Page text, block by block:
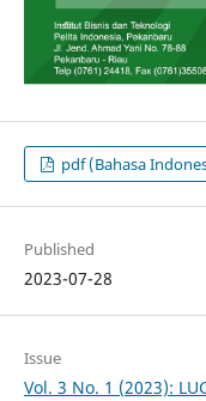
pdf (Bahasa
Published
2023-07-28
Issue
Vol. 3 No. 1 (2023):